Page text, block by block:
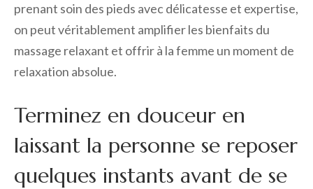
prenant soin des pieds avec délicatesse et expertise,
on peut véritablement amplifier les bienfaits du
massage relaxant et offrir à la femme un moment de
relaxation absolue.
Terminez en douceur en
laissant la personne se reposer
quelques instants avant de se